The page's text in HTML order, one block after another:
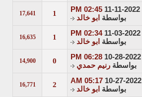
11-11-2022
02:45 PM
بواسطة ابو خالد
1
17,641
11-03-2022
02:34 PM
بواسطة ابو خالد
1
16,635
10-28-2022
06:28 PM
بواسطة رنيم حمدي
0
14,900
10-27-2022
05:17 AM
بواسطة ابو خالد
2
16,771